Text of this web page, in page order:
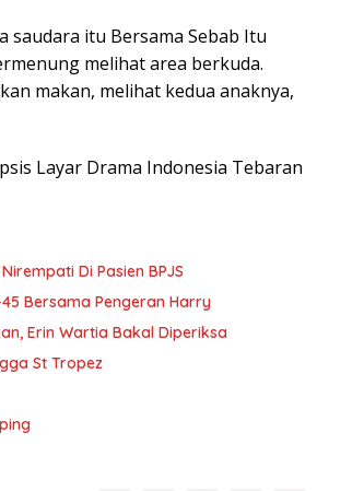
saudara itu Bersama Sebab Itu
melihat area berkuda.
makan, melihat kedua anaknya,
Layar Drama Indonesia Tebaran
Di Pasien BPJS
Bersama Pengeran Harry
Erin Wartia Bakal Diperiksa
St Tropez